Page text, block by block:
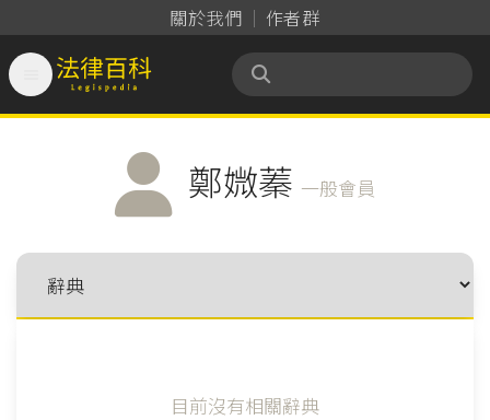
關於我們 作者群
法律百科 Legispedia
鄭媺蓁 一般會員
目前沒有相關辭典